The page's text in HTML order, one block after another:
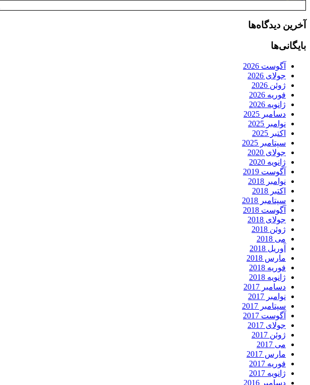
آخرین دیدگاه‌ها
بایگانی‌ها
آگوست 2026
جولای 2026
ژوئن 2026
فوریه 2026
ژانویه 2026
دسامبر 2025
نوامبر 2025
اکتبر 2025
سپتامبر 2025
جولای 2020
ژانویه 2020
آگوست 2019
نوامبر 2018
اکتبر 2018
سپتامبر 2018
آگوست 2018
جولای 2018
ژوئن 2018
می 2018
آوریل 2018
مارس 2018
فوریه 2018
ژانویه 2018
دسامبر 2017
نوامبر 2017
سپتامبر 2017
آگوست 2017
جولای 2017
ژوئن 2017
می 2017
مارس 2017
فوریه 2017
ژانویه 2017
دسامبر 2016